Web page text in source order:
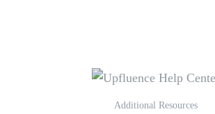
Additional Resources